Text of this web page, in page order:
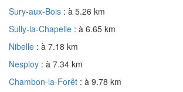
Sury-aux-Bois : à 5.26 km
Sully-la-Chapelle : à 6.65 km
Nibelle : à 7.18 km
Nesploy : à 7.34 km
Chambon-la-Forêt : à 9.78 km